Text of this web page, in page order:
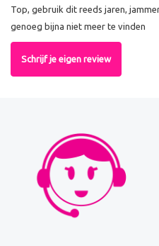
Top, gebruik dit reeds jaren,
genoeg bijna niet meer te vinden
Schrijf je eigen review